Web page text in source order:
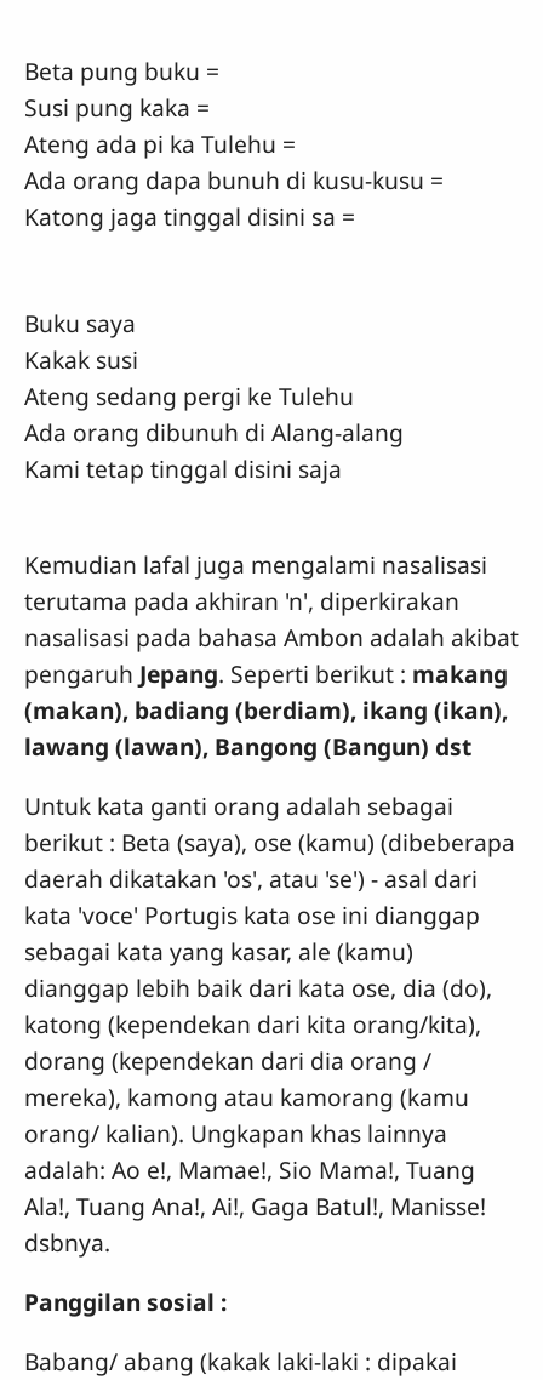
Beta pung buku =
Susi pung kaka =
Ateng ada pi ka Tulehu =
Ada orang dapa bunuh di kusu-kusu =
Katong jaga tinggal disini sa =
Buku saya
Kakak susi
Ateng sedang pergi ke Tulehu
Ada orang dibunuh di Alang-alang
Kami tetap tinggal disini saja
Kemudian lafal juga mengalami nasalisasi
terutama pada akhiran 'n', diperkirakan
nasalisasi pada bahasa Ambon adalah akibat
pengaruh Jepang. Seperti berikut : makang
(makan), badiang (berdiam), ikang (ikan),
lawang (lawan), Bangong (Bangun) dst
Untuk kata ganti orang adalah sebagai
berikut : Beta (saya), ose (kamu) (dibeberapa
daerah dikatakan 'os', atau 'se') - asal dari
kata 'voce' Portugis kata ose ini dianggap
sebagai kata yang kasar, ale (kamu)
dianggap lebih baik dari kata ose, dia (do),
katong (kependekan dari kita orang/kita),
dorang (kependekan dari dia orang /
mereka), kamong atau kamorang (kamu
orang/ kalian). Ungkapan khas lainnya
adalah: Ao e!, Mamae!, Sio Mama!, Tuang
Ala!, Tuang Ana!, Ai!, Gaga Batul!, Manisse!
dsbnya.
Panggilan sosial :
Babang/ abang (kakak laki-laki : dipakai